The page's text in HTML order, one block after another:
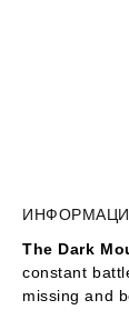
The Dark
constant
missing and